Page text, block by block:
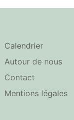
Calendrier
Autour de nous
Contact
Mentions légales